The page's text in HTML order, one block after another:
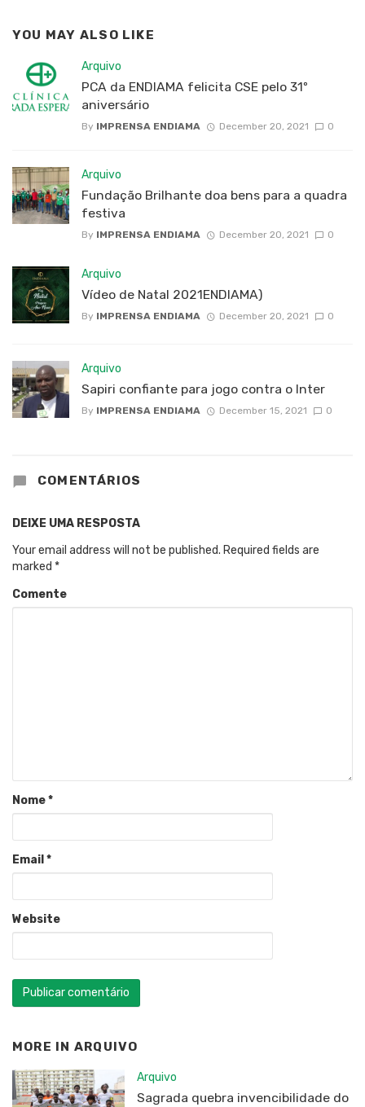
YOU MAY ALSO LIKE
Arquivo
PCA da ENDIAMA felicita CSE pelo 31º
aniversário
By IMPRENSA ENDIAMA December 20, 2021 0
Arquivo
Fundação Brilhante doa bens para a quadra
festiva
By IMPRENSA ENDIAMA December 20, 2021 0
Arquivo
Vídeo de Natal 2021ENDIAMA)
By IMPRENSA ENDIAMA December 20, 2021 0
Arquivo
Sapiri confiante para jogo contra o Inter
By IMPRENSA ENDIAMA December 15, 2021 0
COMENTÁRIOS
DEIXE UMA RESPOSTA
Your email address will not be published. Required fields are
marked *
Comente
Nome*
Email *
Website
MORE IN ARQUIVO
Arquivo
Sagrada quebra invencibilidade do